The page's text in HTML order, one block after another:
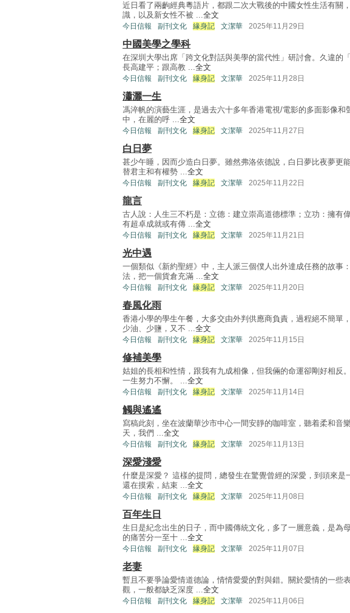
近日看了兩齣經典粵語片，都跟二次大戰後的中國女性生活有關
識，以及新女性不被 ...全文
今日信報 副刊文化 緣身記 文潔華 2025年11月29日
中國美學之學科
在深圳大學出席「跨文化對話與美學的當代性」研討會。久違的
長高建平；跟高教 ...全文
今日信報 副刊文化 緣身記 文潔華 2025年11月28日
瀟灑一生
馮淬帆的演藝生涯，是過去六十多年香港電視/電影的多面影像
中，在麗的呼 ...全文
今日信報 副刊文化 緣身記 文潔華 2025年11月27日
白日夢
甚少午睡，因而少造白日夢。雖然弗洛依德說，白日夢比夜夢更
替君主和有權勢 ...全文
今日信報 副刊文化 緣身記 文潔華 2025年11月22日
龍言
古人說：人生三不朽是：立德：建立崇高道德標準；立功：擁有
有超卓成就或有傳 ...全文
今日信報 副刊文化 緣身記 文潔華 2025年11月21日
光中遇
一個類似《新約聖經》中，主人派三個僕人出外達成任務的故事
法，把一個貨倉充滿 ...全文
今日信報 副刊文化 緣身記 文潔華 2025年11月20日
春風化雨
香港小學的學生午餐，大多交由外判供應商負責，過程絕不簡單
少油、少鹽，又不 ...全文
今日信報 副刊文化 緣身記 文潔華 2025年11月15日
修補美學
姑姐的長相和性情，跟我有九成相像，但我倆的命運卻剛好相反
一生努力不懈。 ...全文
今日信報 副刊文化 緣身記 文潔華 2025年11月14日
觸與遙遙
寫稿此刻，坐在波蘭華沙市中心一間安靜的咖啡室，聽着柔和音
天，我們 ...全文
今日信報 副刊文化 緣身記 文潔華 2025年11月13日
深愛淺愛
什麼是深愛？ 這樣的提問，總發生在驚覺曾經的深愛，到頭來
還在摸索，結束 ...全文
今日信報 副刊文化 緣身記 文潔華 2025年11月08日
百年生日
生日是紀念出生的日子，而中國傳統文化，多了一層意義，是為
的痛苦分一至十 ...全文
今日信報 副刊文化 緣身記 文潔華 2025年11月07日
老妻
暫且不要爭論愛情道德論，情情愛愛的對與錯。關於愛情的一些
觀，一般都缺乏深度 ...全文
今日信報 副刊文化 緣身記 文潔華 2025年11月06日